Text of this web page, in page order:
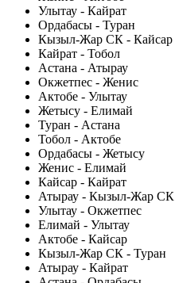
Улытау - Кайрат
Ордабасы - Туран
Кызыл-Жар СК - Кайсар
Кайрат - Тобол
Астана - Атырау
Окжетпес - Женис
Актобе - Улытау
Жетысу - Елимай
Туран - Астана
Тобол - Актобе
Ордабасы - Жетысу
Женис - Елимай
Кайсар - Кайрат
Атырау - Кызыл-Жар СК
Улытау - Окжетпес
Елимай - Улытау
Актобе - Кайсар
Кызыл-Жар СК - Туран
Атырау - Кайрат